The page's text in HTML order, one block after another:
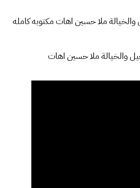
ملا حسين اهات مكتوبه كامله
والخيالة ملا حسين اهات